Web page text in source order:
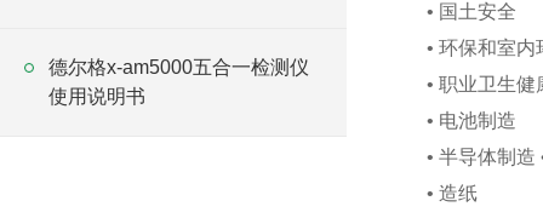
德尔格x-am5000五合一检测仪
使用说明书
• 国土安全
• 环保和室
• 职业卫生健
• 电池制造
• 半导体制造
• 造纸